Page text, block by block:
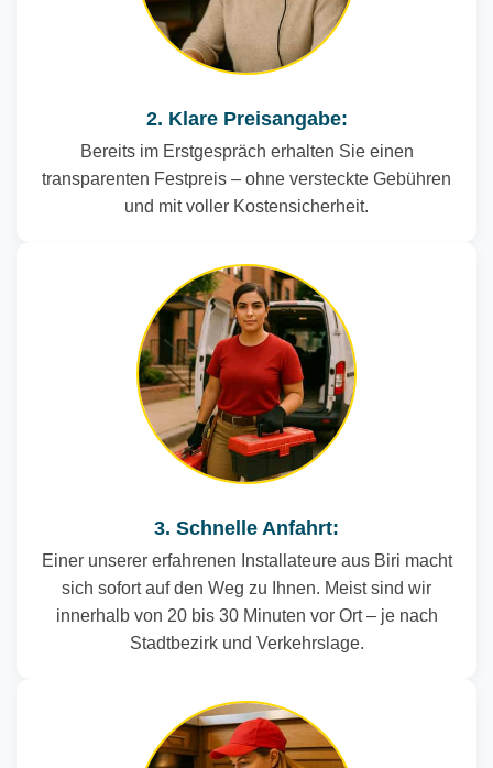
2. Klare Preisangabe:
Bereits im Erstgespräch erhalten Sie einen
transparenten Festpreis – ohne versteckte Gebühren
und mit voller Kostensicherheit.
3. Schnelle Anfahrt:
Einer unserer erfahrenen Installateure aus Biri macht
sich sofort auf den Weg zu Ihnen. Meist sind wir
innerhalb von 20 bis 30 Minuten vor Ort – je nach
Stadtbezirk und Verkehrslage.